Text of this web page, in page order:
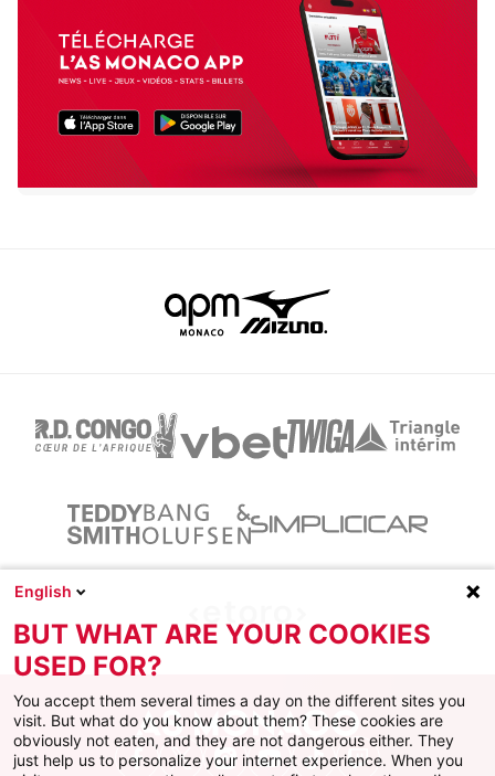
Facebook
X Instagram
YoutubeTikTokTwitch
English
BUT WHAT ARE YOUR COOKIES
USED FOR?
You accept them several times a day on the different sites you
visit. But what do you know about them? These cookies are
obviously not eaten, and they are not dangerous either. They
just help us to personalize your internet experience. When you